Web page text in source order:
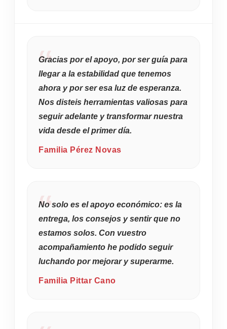
Gracias por el apoyo, por ser guía para
llegar a la estabilidad que tenemos
ahora y por ser esa luz de esperanza.
Nos disteis herramientas valiosas para
seguir adelante y transformar nuestra
vida desde el primer día.
Familia Pérez Novas
No solo es el apoyo económico: es la
entrega, los consejos y sentir que no
estamos solos. Con vuestro
acompañamiento he podido seguir
luchando por mejorar y superarme.
Familia Pittar Cano